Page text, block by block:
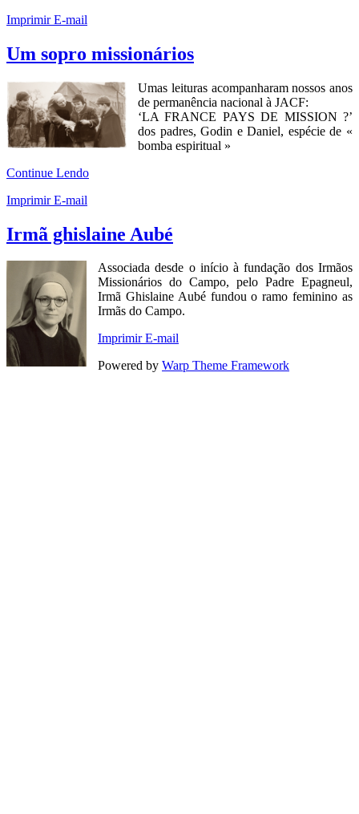
ImprimirE-mail
Um sopro missionários
Umas leituras acompanharam nossos anos
de permanência nacional à JACF:
‘LA FRANCE PAYS DE MISSION ?’
dos padres, Godin e Daniel, espécie de «
bomba espiritual »
Continue Lendo
ImprimirE-mail
Irmã ghislaine Aubé
Associada desde o início à fundação dos Irmãos
Missionários do Campo, pelo Padre Epagneul,
Irmã Ghislaine Aubé fundou o ramo feminino as
Irmãs do Campo.
ImprimirE-mail
Powered by Warp Theme Framework